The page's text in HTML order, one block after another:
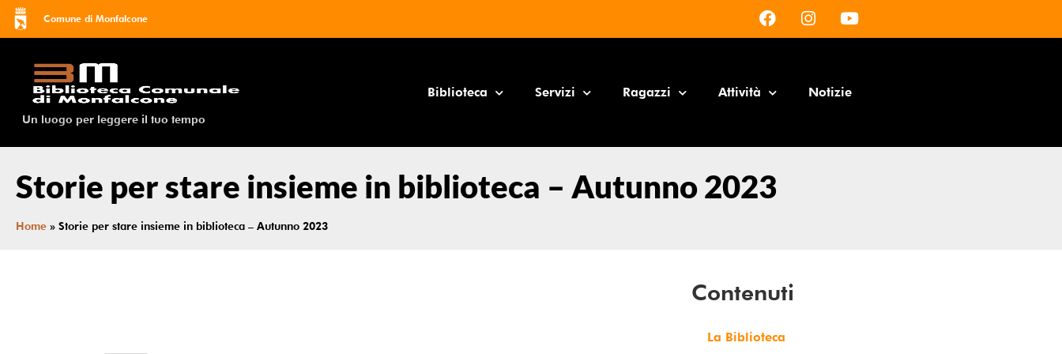
Comune di Monfalcone
Un luogo per leggere il tuo tempo
Biblioteca Servizi Ragazzi Attività Notizie
Storie per stare insieme in biblioteca – Autunno 2023
Home » Storie per stare insieme in biblioteca – Autunno 2023
Contenuti
La Biblioteca